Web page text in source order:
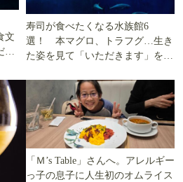
文
寿司が食べたくなる水族館6
選！ 本マグロ、トラフグ…生き
た姿を見て「いただきます」を考
「Ｍ’s Table」さんへ。アレルギー
っ子の息子に人生初のオムライス